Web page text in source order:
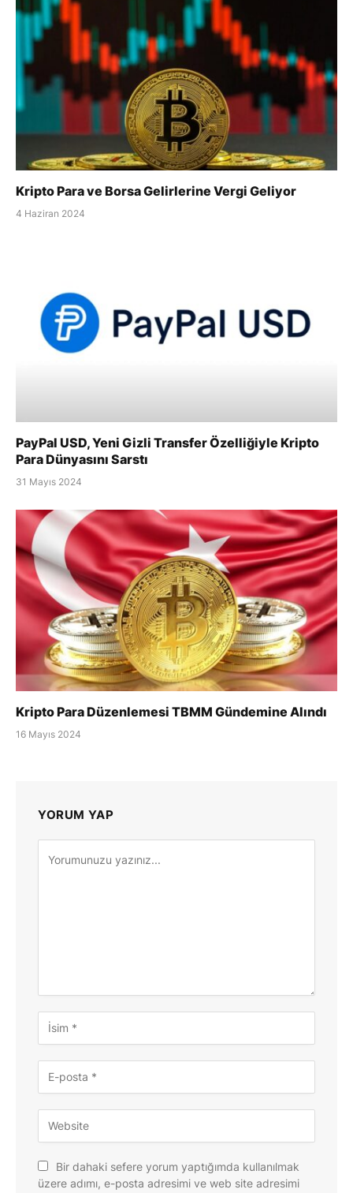
Kripto Para ve Borsa Gelirlerine Vergi Geliyor
4 Haziran 2024
PayPal USD, Yeni Gizli Transfer Özelliğiyle Kripto
Para Dünyasını Sarstı
31 Mayıs 2024
Kripto Para Düzenlemesi TBMM Gündemine Alındı
16 Mayıs 2024
YORUM YAP
Bir dahaki sefere yorum yaptığımda kullanılmak
üzere adımı, e-posta adresimi ve web site adresimi